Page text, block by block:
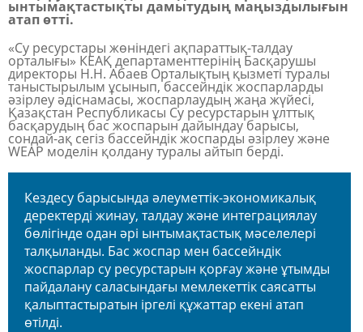
ынтымақтастықты дамытудың маңыздылығын
атап өтті.
«Су ресурстары жөніндегі ақпараттық-талдау
орталығы» КЕАҚ департаменттерінің Басқарушы
директоры Н.Н. Абаев Орталықтың қызметі туралы
таныстырылым ұсынып, бассейндік жоспарларды
әзірлеу әдіснамасы, жоспарлаудың жаңа жүйесі,
Қазақстан Республикасы Су ресурстарын ұлттық
басқарудың бас жоспарын дайындау барысы,
сондай-ақ сегіз бассейндік жоспарды әзірлеу және
WEAP моделін қолдану туралы айтып берді.
Кездесу барысында әлеуметтік-экономикалық
деректерді жинау, талдау және интеграциялау
бөлігінде одан әрі ынтымақтастық мәселелері
талқыланды. Бас жоспар мен бассейндік
жоспарлар су ресурстарын қорғау және ұтымды
пайдалану саласындағы мемлекеттік саясатты
қалыптастыратын іргелі құжаттар екені атап
өтілді.